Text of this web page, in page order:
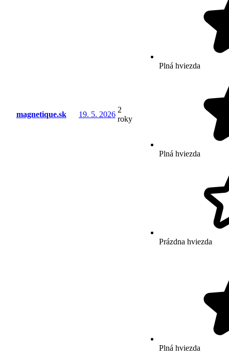
magnetique.sk 19. 5. 2026
2
roky
Plná hviezda
Plná hviezda
Prázdna hviezda
Plná hviezda